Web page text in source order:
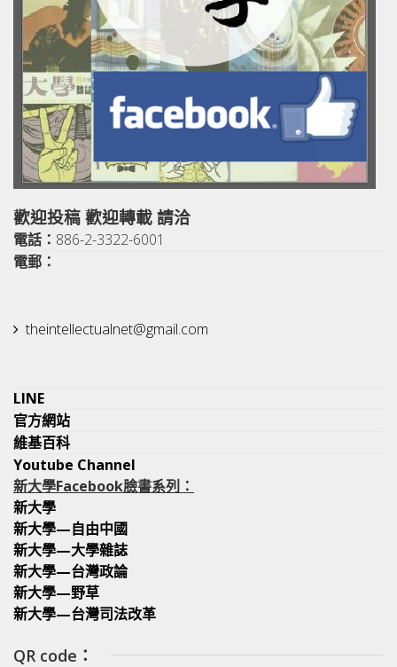
歡迎投稿 歡迎轉載 請洽
電話： 886-2-3322-6001
電郵：
theintellectualnet@gmail.com
LINE
官方網站
維基百科
Youtube Channel
新大學Facebook臉書系列：
新大學
新大學—自由中國
新大學—大學雜誌
新大學—台灣政論
新大學—野草
新大學—台灣司法改革
QR code：